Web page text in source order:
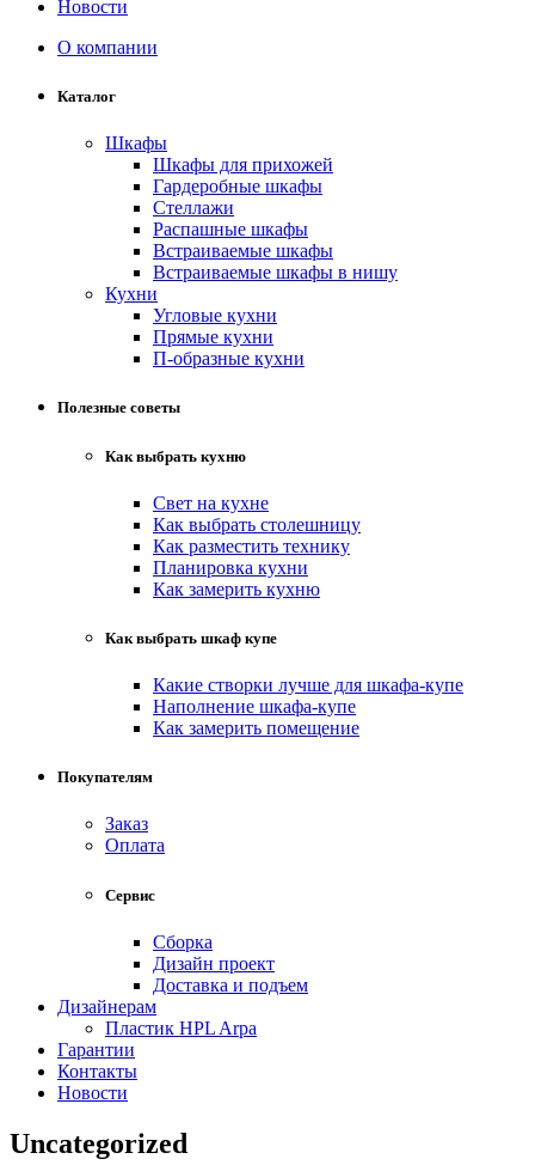
Новости
О компании
Каталог
Шкафы
Шкафы для прихожей
Гардеробные шкафы
Стеллажи
Распашные шкафы
Встраиваемые шкафы
Встраиваемые шкафы в нишу
Кухни
Угловые кухни
Прямые кухни
П-образные кухни
Полезные советы
Как выбрать кухню
Свет на кухне
Как выбрать столешницу
Как разместить технику
Планировка кухни
Как замерить кухню
Как выбрать шкаф купе
Какие створки лучше для шкафа-купе
Наполнение шкафа-купе
Как замерить помещение
Покупателям
Заказ
Оплата
Сервис
Сборка
Дизайн проект
Доставка и подъем
Дизайнерам
Пластик HPL Arpa
Гарантии
Контакты
Новости
Uncategorized